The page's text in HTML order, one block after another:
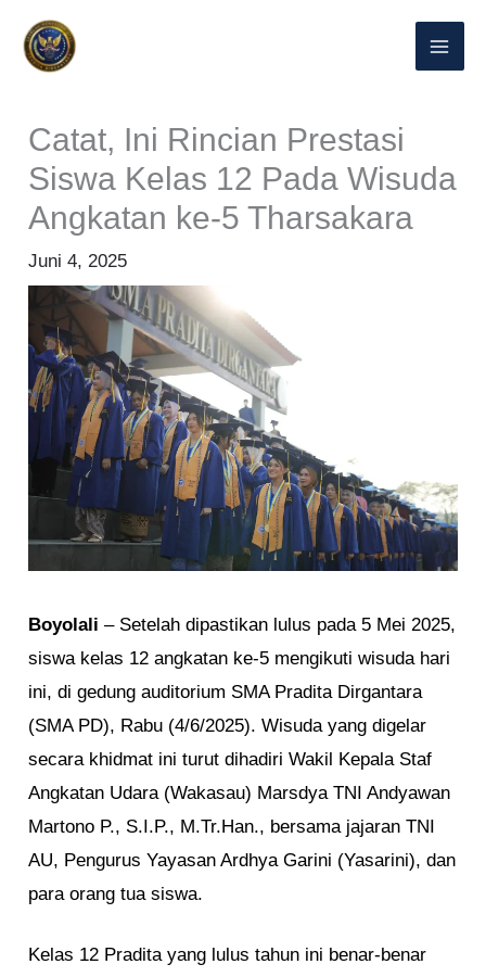
Lewati
Catat, Ini Rincian Prestasi
Siswa Kelas 12 Pada Wisuda
Angkatan ke-5 Tharsakara
Juni 4, 2025
Boyolali – Setelah dipastikan lulus pada 5 Mei 2025,
siswa kelas 12 angkatan ke-5 mengikuti wisuda hari
ini, di gedung auditorium SMA Pradita Dirgantara
(SMA PD), Rabu (4/6/2025). Wisuda yang digelar
secara khidmat ini turut dihadiri Wakil Kepala Staf
Angkatan Udara (Wakasau) Marsdya TNI Andyawan
Martono P., S.I.P., M.Tr.Han., bersama jajaran TNI
AU, Pengurus Yayasan Ardhya Garini (Yasarini), dan
para orang tua siswa.
Kelas 12 Pradita yang lulus tahun ini benar-benar